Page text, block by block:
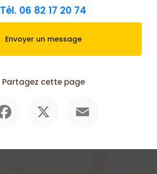
Tél. 06 82 17 20 74
Envoyer un message
Partagez cette page